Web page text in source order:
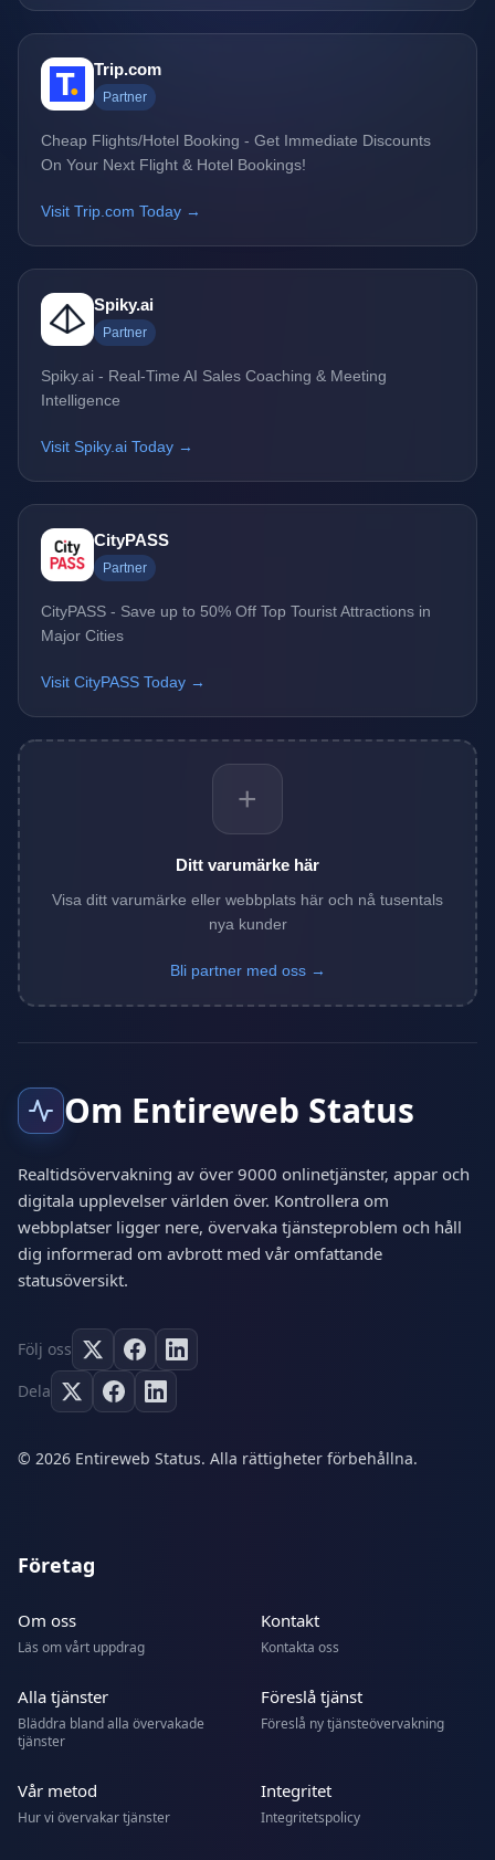
Trip.com
Partner
Cheap Flights/Hotel Booking - Get Immediate Discounts
On Your Next Flight & Hotel Bookings!
Visit Trip.com Today →
Spiky.ai
Partner
Spiky.ai - Real-Time AI Sales Coaching & Meeting
Intelligence
Visit Spiky.ai Today →
CityPASS
Partner
CityPASS - Save up to 50% Off Top Tourist Attractions in
Major Cities
Visit CityPASS Today →
+
Ditt varumärke här
Visa ditt varumärke eller webbplats här och nå tusentals
nya kunder
Bli partner med oss →
Om Entireweb Status
Realtidsövervakning av över 9000 onlinetjänster, appar och
digitala upplevelser världen över. Kontrollera om
webbplatser ligger nere, övervaka tjänsteproblem och håll
dig informerad om avbrott med vår omfattande
statusöversikt.
Följ oss
Dela
© 2026 Entireweb Status. Alla rättigheter förbehållna.
Företag
Om oss
Läs om vårt uppdrag
Kontakt
Kontakta oss
Alla tjänster
Bläddra bland alla övervakade
tjänster
Föreslå tjänst
Föreslå ny tjänsteövervakning
Vår metod
Hur vi övervakar tjänster
Integritet
Integritetspolicy